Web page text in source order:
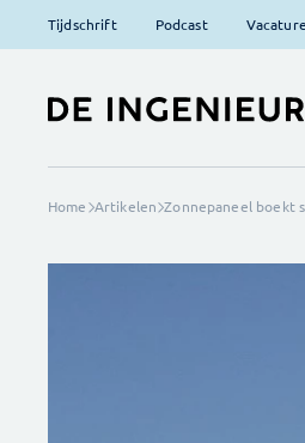
Tijdschrift Podcast
Home Artikelen Zonnepaneel boekt